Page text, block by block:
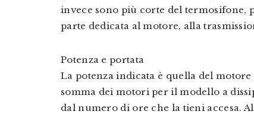
invece sono più corte del termosifone,
parte dedicata al motore, alla
Potenza e portata
La potenza indicata è quella del
somma dei motori per il modello a
dal numero di ore che la tieni accesa.